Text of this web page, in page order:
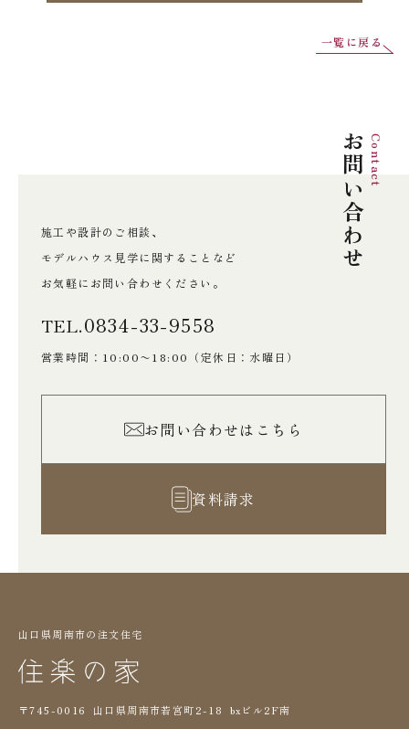
一覧に戻る
お問い合わせContact
施工や設計のご相談、
モデルハウス見学に関することなど
お気軽にお問い合わせください。
TEL.0834-33-9558
営業時間：10:00〜18:00 （定休日：水曜日）
お問い合わせはこちら
資料請求
山口県周南市の注文住宅
〒745-0016 山口県周南市若宮町2-18 bxビル2F南